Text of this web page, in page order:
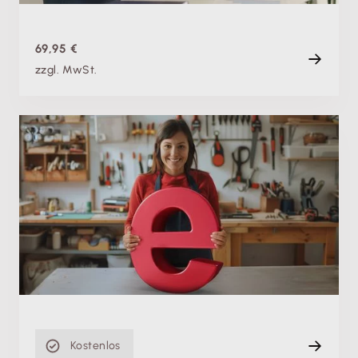
69,95 €
zzgl. MwSt.
Produktschulung
E-Rechnungspflicht: Einfach umsetzen mit
Lexware Office (ehem. lexoffice)
Di. 08.09.2026, 07:00 Uhr
+ weitere Termine
Live
Kostenlos